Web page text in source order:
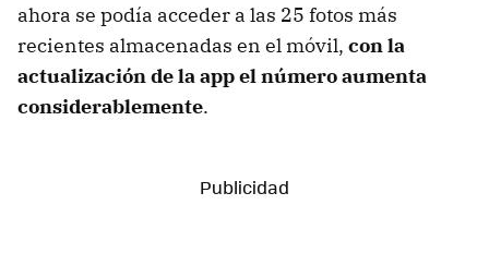
ahora se podía acceder a las 25 fotos más
recientes almacenadas en el móvil, con la
actualización de la app el número aumenta
considerablemente.